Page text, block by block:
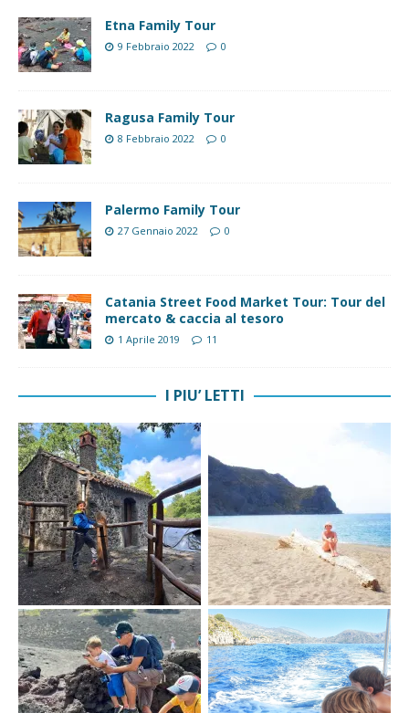
Etna Family Tour
9 Febbraio 2022 0
Ragusa Family Tour
8 Febbraio 2022 0
Palermo Family Tour
27 Gennaio 2022 0
Catania Street Food Market Tour: Tour del
mercato & caccia al tesoro
1 Aprile 2019 11
I PIU’ LETTI